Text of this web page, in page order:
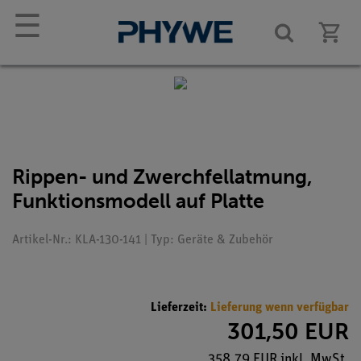
☰
Rippen- und Zwerchfellatmung,
Funktionsmodell auf Platte
Artikel-Nr.: KLA-130-141 | Typ: Geräte & Zubehör
Lieferzeit: Lieferung wenn verfügbar
301,50 EUR